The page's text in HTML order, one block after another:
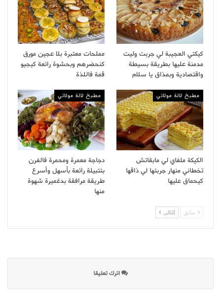
كيكتي العجيبة لي جربت وليت
مدمنة عليها بطريقة بسيطة
واقتصادية وبمذاق يا سلام
مملحات معتبرة بلا عجين مورق
كنحضرهم وبحشوة رائعة كيجيو
قمة فاللذة
مطبخ لالة مولاتي
الكيكة ملفاي لي مابقاتش
تخطاني منهار جربتها لي ذاقها
كيحماق عليها
مطبخ لالة مولاتي
دجاجة معمرة ومحمرة فالفرن
بتتبيلة رائعة بأسهل وأسرع
طريقة مرافقة بدغميرة شهوة
منها
سابق التالى
اترك تعليقا